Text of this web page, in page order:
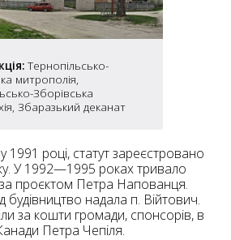
Тернопільсько-
митрополія,
Зборівська
Збаразький деканат
році, статут зареєстровано
У 1992—1995 роках тривало
проєктом Петра Напованця.
будівництво надала п. Війтович.
за кошти громади, спонсорів, в
Петра Чепіля.
5
7
10